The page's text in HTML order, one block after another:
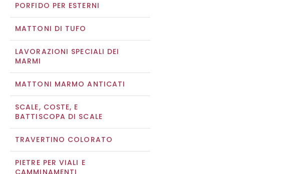
PORFIDO PER ESTERNI
MATTONI DI TUFO
LAVORAZIONI SPECIALI DEI
MARMI
MATTONI MARMO ANTICATI
SCALE, COSTE, E
BATTISCOPA DI SCALE
TRAVERTINO COLORATO
PIETRE PER VIALI E
CAMMINAMENTI